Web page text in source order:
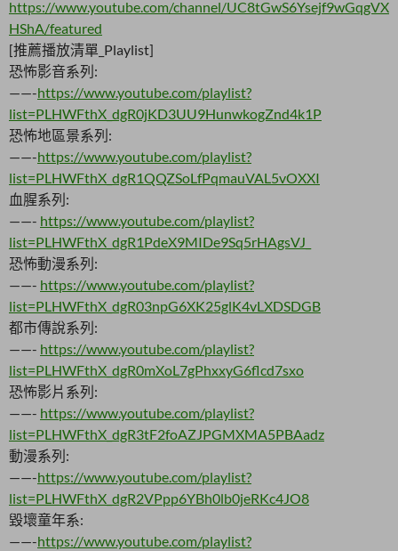
https://www.youtube.com/channel/UC8tGwS6Ysejf9wGqgVX
HShA/featured
[推薦播放清單_Playlist]
恐怖影音系列:
——-https://www.youtube.com/playlist?
list=PLHWFthX_dgR0jKD3UU9HunwkogZnd4k1P
恐怖地區景系列:
——-https://www.youtube.com/playlist?
list=PLHWFthX_dgR1QQZSoLfPqmauVAL5vOXXI
血腥系列:
——- https://www.youtube.com/playlist?
list=PLHWFthX_dgR1PdeX9MIDe9Sq5rHAgsVJ_
恐怖動漫系列:
——- https://www.youtube.com/playlist?
list=PLHWFthX_dgR03npG6XK25glK4vLXDSDGB
都市傳說系列:
——- https://www.youtube.com/playlist?
list=PLHWFthX_dgR0mXoL7gPhxxyG6flcd7sxo
恐怖影片系列:
——- https://www.youtube.com/playlist?
list=PLHWFthX_dgR3tF2foAZJPGMXMA5PBAadz
動漫系列:
——-https://www.youtube.com/playlist?
list=PLHWFthX_dgR2VPpp6YBh0lb0jeRKc4JO8
毀壞童年系:
——-https://www.youtube.com/playlist?